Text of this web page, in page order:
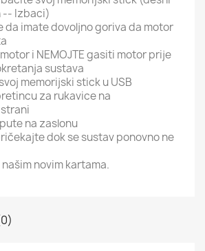
-- Izbaci)
da imate dovoljno goriva da motor
i NEMOJTE gasiti motor prije
sustava
memorijski stick u USB
za rukavice na
na zaslonu
dok se sustav ponovno ne
novim kartama.